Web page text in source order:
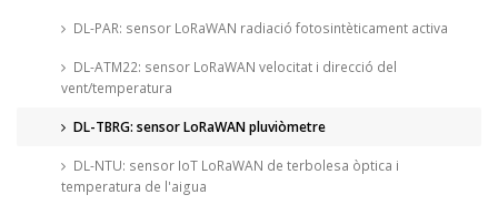
DL-PAR: sensor LoRaWAN radiació fotosintèticament activa
DL-ATM22: sensor LoRaWAN velocitat i direcció del
vent/temperatura
DL-TBRG: sensor LoRaWAN pluviòmetre
DL-NTU: sensor IoT LoRaWAN de terbolesa òptica i
temperatura de l'aigua